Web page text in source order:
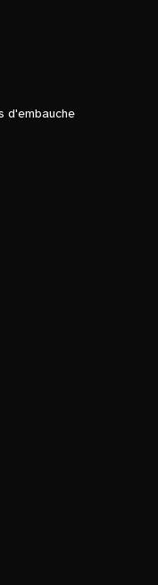
d'embauche